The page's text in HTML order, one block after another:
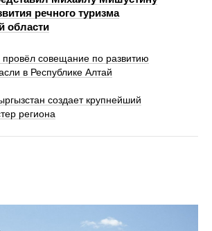
речного туризма
области
совещание по развитию
в Республике Алтай
создает крупнейший
региона